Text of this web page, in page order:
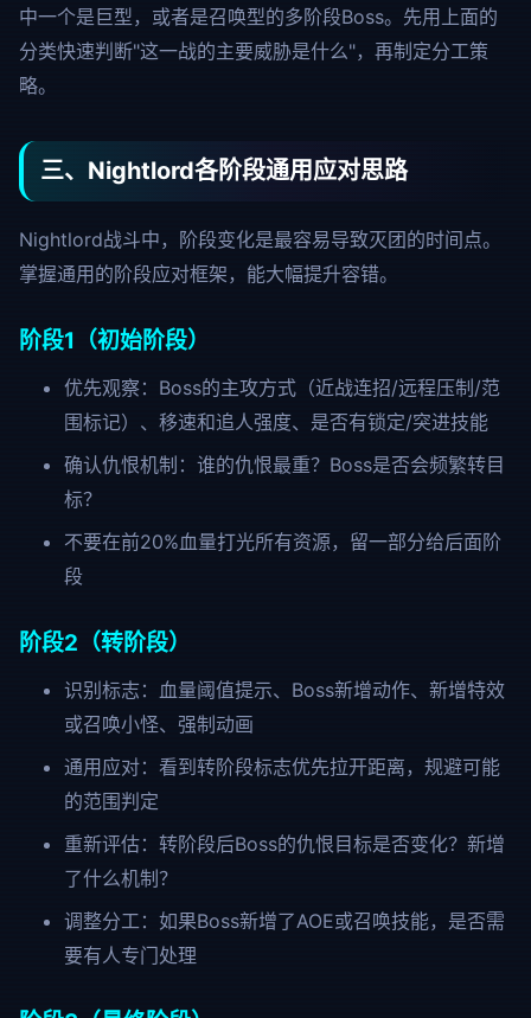
中一个是巨型，或者是召唤型的多阶段Boss。先用上面的
分类快速判断"这一战的主要威胁是什么"，再制定分工策
略。
三、Nightlord各阶段通用应对思路
Nightlord战斗中，阶段变化是最容易导致灭团的时间点。
掌握通用的阶段应对框架，能大幅提升容错。
阶段1（初始阶段）
优先观察：Boss的主攻方式（近战连招/远程压制/范
围标记）、移速和追人强度、是否有锁定/突进技能
确认仇恨机制：谁的仇恨最重？Boss是否会频繁转目
标？
不要在前20%血量打光所有资源，留一部分给后面阶
段
阶段2（转阶段）
识别标志：血量阈值提示、Boss新增动作、新增特效
或召唤小怪、强制动画
通用应对：看到转阶段标志优先拉开距离，规避可能
的范围判定
重新评估：转阶段后Boss的仇恨目标是否变化？新增
了什么机制？
调整分工：如果Boss新增了AOE或召唤技能，是否需
要有人专门处理